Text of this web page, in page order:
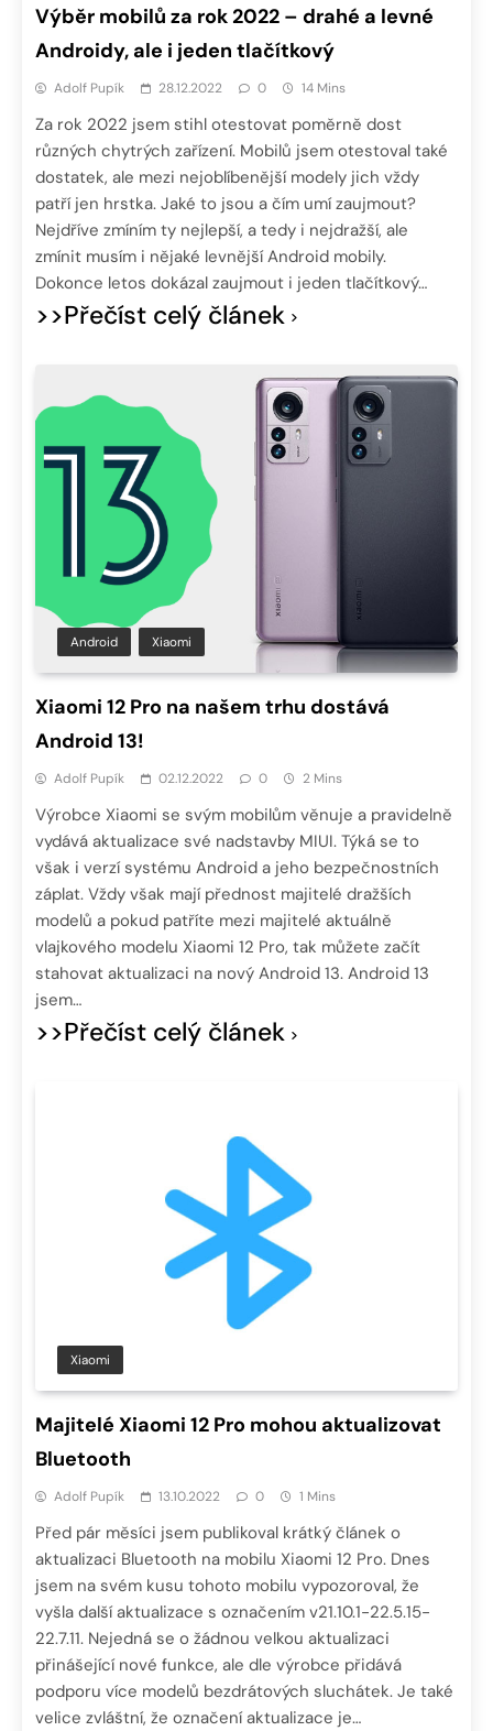
Výběr mobilů za rok 2022 – drahé a levné
Androidy, ale i jeden tlačítkový
Adolf Pupík 28.12.2022 0 14 Mins
Za rok 2022 jsem stihl otestovat poměrně dost
různých chytrých zařízení. Mobilů jsem otestoval také
dostatek, ale mezi nejoblíbenější modely jich vždy
patří jen hrstka. Jaké to jsou a čím umí zaujmout?
Nejdříve zmíním ty nejlepší, a tedy i nejdražší, ale
zmínit musím i nějaké levnější Android mobily.
Dokonce letos dokázal zaujmout i jeden tlačítkový…
>>Přečíst celý článek
Android Xiaomi
Xiaomi 12 Pro na našem trhu dostává
Android 13!
Adolf Pupík 02.12.2022 0 2 Mins
Výrobce Xiaomi se svým mobilům věnuje a pravidelně
vydává aktualizace své nadstavby MIUI. Týká se to
však i verzí systému Android a jeho bezpečnostních
záplat. Vždy však mají přednost majitelé dražších
modelů a pokud patříte mezi majitelé aktuálně
vlajkového modelu Xiaomi 12 Pro, tak můžete začít
stahovat aktualizaci na nový Android 13. Android 13
jsem…
>>Přečíst celý článek
Xiaomi
Majitelé Xiaomi 12 Pro mohou aktualizovat
Bluetooth
Adolf Pupík 13.10.2022 0 1 Mins
Před pár měsíci jsem publikoval krátký článek o
aktualizaci Bluetooth na mobilu Xiaomi 12 Pro. Dnes
jsem na svém kusu tohoto mobilu vypozoroval, že
vyšla další aktualizace s označením v21.10.1-22.5.15-
22.7.11. Nejedná se o žádnou velkou aktualizaci
přinášející nové funkce, ale dle výrobce přidává
podporu více modelů bezdrátových sluchátek. Je také
velice zvláštní, že označení aktualizace je…